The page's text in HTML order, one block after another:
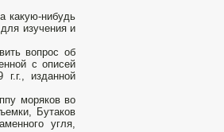
какую-нибудь
изучения и
вопрос об
с описей
изданной
моряков во
Бутаков
угля,